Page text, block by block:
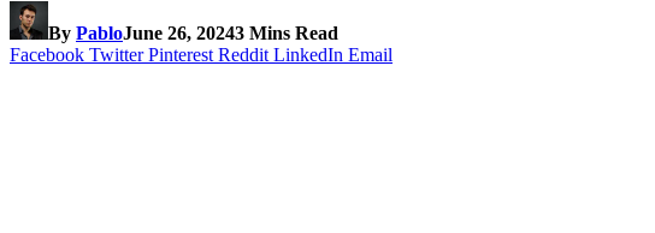
By PabloJune 26, 20243 Mins Read
Facebook Twitter Pinterest Reddit LinkedIn Email